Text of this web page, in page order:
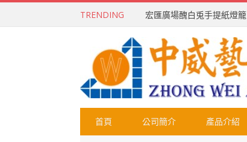
TRENDING 宏匯廣場醜白兎手提紙燈籠
首頁 公司簡介 產品介紹